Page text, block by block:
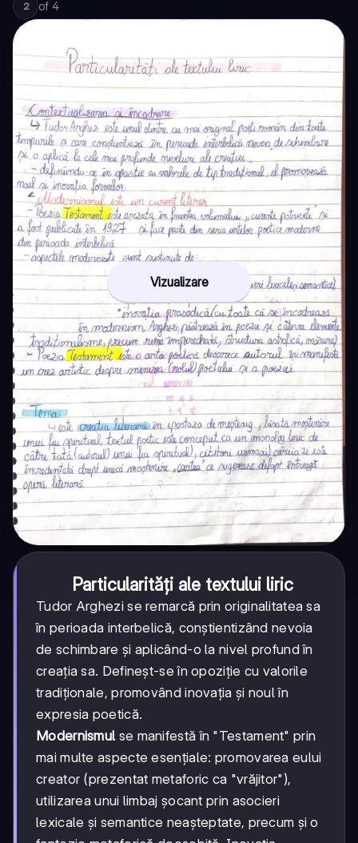
2 of 4
Vizualizare
Particularități ale textului liric
Tudor Arghezi se remarcă prin originalitatea sa
în perioada interbelică, conștientizând nevoia
de schimbare și aplicând-o la nivel profund în
creația sa. Defineșt-se în opoziție cu valorile
tradiționale, promovând inovația și noul în
expresia poetică.
Modernismul se manifestă în "Testament" prin
mai multe aspecte esențiale: promovarea eului
creator (prezentat metaforic ca "vrăjitor"),
utilizarea unui limbaj șocant prin asocieri
lexicale și semantice neașteptate, precum și o